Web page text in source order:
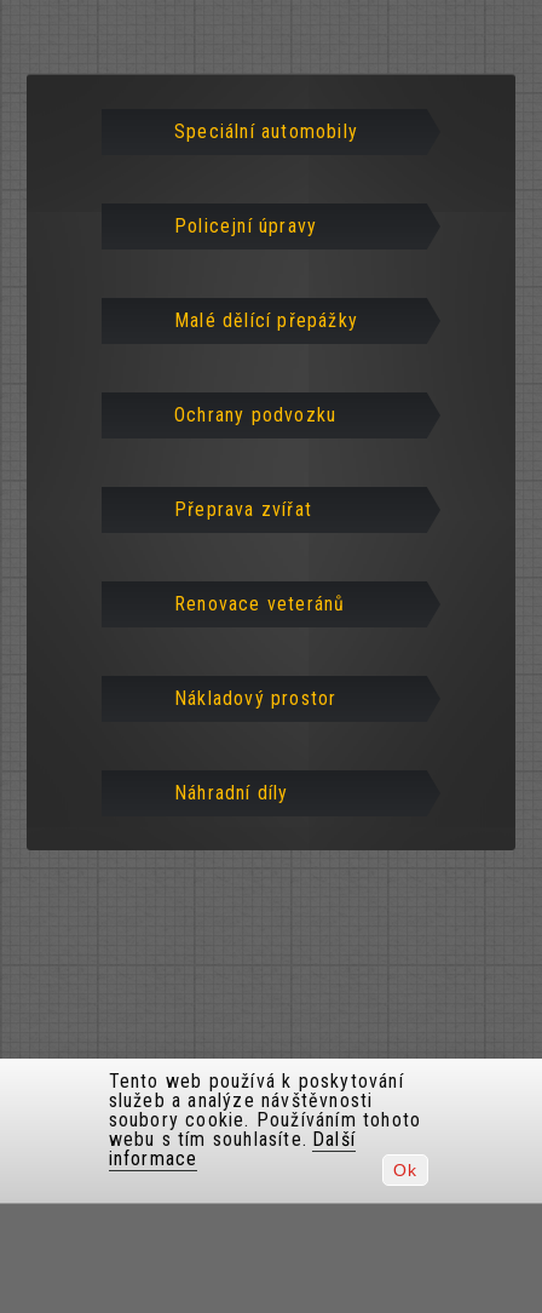
Speciální automobily
Policejní úpravy
Malé dělící přepážky
Ochrany podvozku
Přeprava zvířat
Renovace veteránů
Nákladový prostor
Náhradní díly
Tento web používá k poskytování
služeb a analýze návštěvnosti
soubory cookie. Používáním tohoto
webu s tím souhlasíte. Další
informace
Ok